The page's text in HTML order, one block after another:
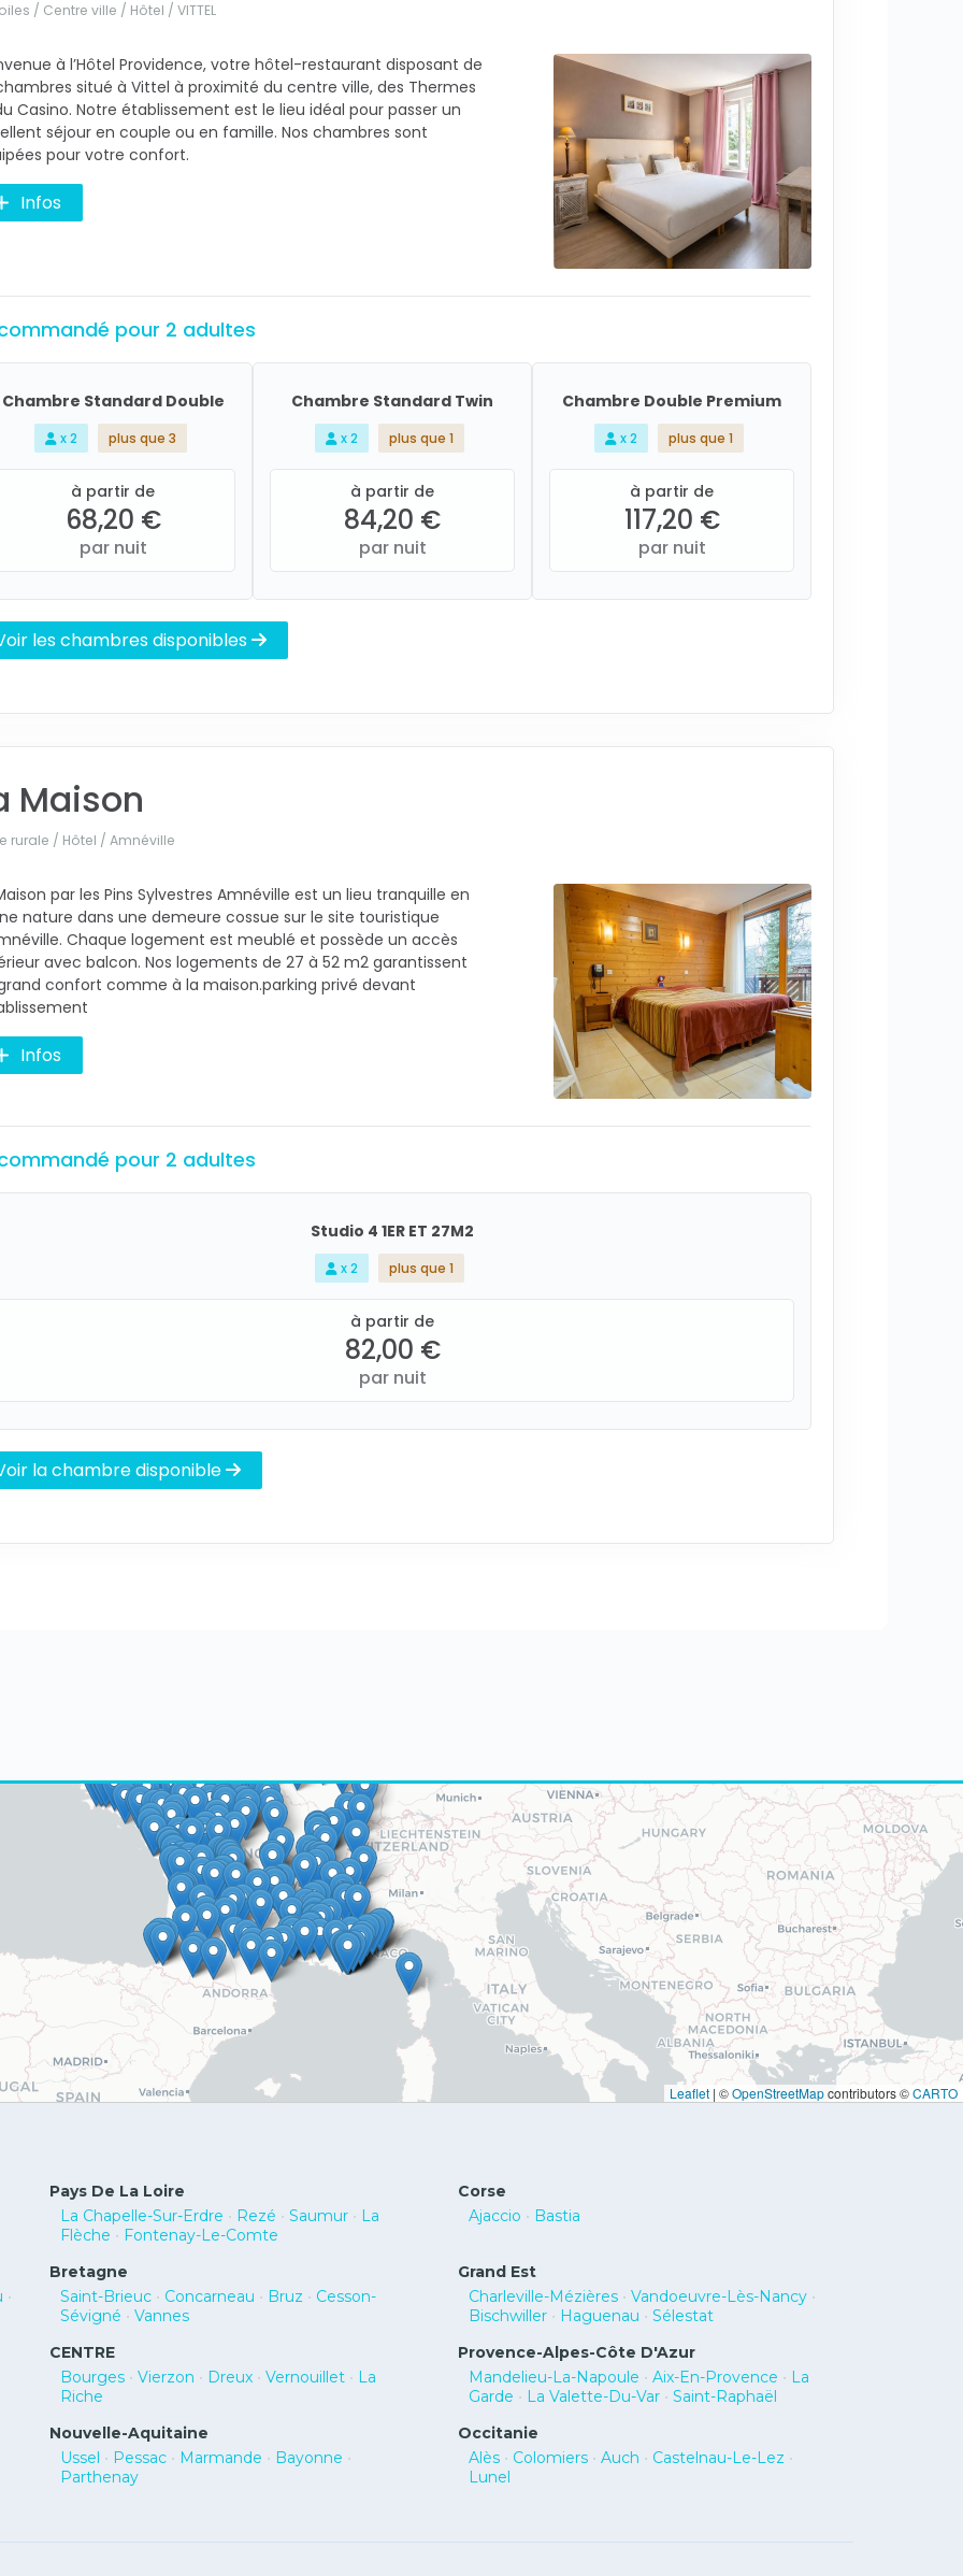
/ Centre ville / Hôtel / VITTEL
à l’Hôtel Providence, votre hôtel-restaurant disposant de
situé à Vittel à proximité du centre ville, des Thermes
Casino. Notre établissement est le lieu idéal pour passer un
séjour en couple ou en famille. Nos chambres sont
pour votre confort.
Infos
pour 2 adultes
Chambre Standard Double
x 2 plus que 3
à partir de
68,20 €
par nuit
Chambre Standard Twin
x 2 plus que 1
à partir de
84,20 €
par nuit
Chambre Double Premium
x 2 plus que 1
à partir de
117,20 €
par nuit
les chambres disponibles
Maison
rurale / Hôtel / Amnéville
par les Pins Sylvestres Amnéville est un lieu tranquille en
nature dans une demeure cossue sur le site touristique
Chaque logement est meublé et possède un accès
avec balcon. Nos logements de 27 à 52 m2 garantissent
confort comme à la maison.parking privé devant
Infos
pour 2 adultes
Studio 4 1ER ET 27M2
x 2 plus que 1
à partir de
82,00 €
par nuit
la chambre disponible
Leaflet | ©OpenStreetMapcontributors ©CARTO
Pays De La Loire
La Chapelle-Sur-Erdre • Rezé • Saumur • La
Flèche • Fontenay-Le-Comte
Corse
Ajaccio • Bastia
•
Bretagne
Saint-Brieuc • Concarneau • Bruz • Cesson-
Sévigné • Vannes
Grand Est
Charleville-Mézières • Vandoeuvre-Lès-Nancy •
Bischwiller • Haguenau • Sélestat
CENTRE
Bourges • Vierzon • Dreux • Vernouillet • La
Riche
Provence-Alpes-Côte D'Azur
Mandelieu-La-Napoule • Aix-En-Provence • La
Garde • La Valette-Du-Var • Saint-Raphaël
Nouvelle-Aquitaine
Ussel • Pessac • Marmande • Bayonne •
Parthenay
Occitanie
Alès • Colomiers • Auch • Castelnau-Le-Lez •
Lunel